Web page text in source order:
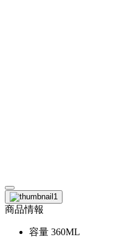
商品情報
容量 360ML